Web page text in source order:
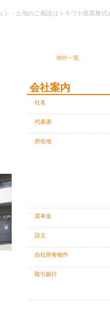
・土地のご相談はトキワヤ産業株式
会社案内
社名
代表者
所在地
資本金
設立
自社所有物件
取引銀行
物件一覧